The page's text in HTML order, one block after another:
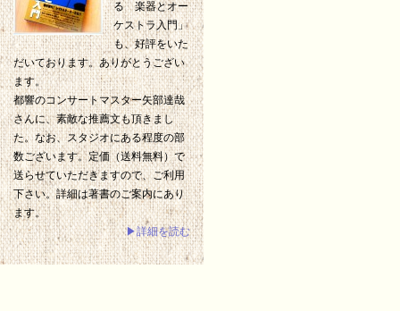
る 楽器とオー
ケストラ入門」
も、好評をいた
だいております。ありがとうござい
ます。
都響のコンサートマスター矢部達哉
さんに、素敵な推薦文も頂きまし
た。なお、スタジオにある程度の部
数ございます。定価（送料無料）で
送らせていただきますので、ご利用
下さい。詳細は著書のご案内にあり
ます。
▶詳細を読む